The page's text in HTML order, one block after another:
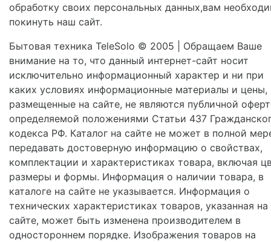
обработку своих персональных данных,вам
покинуть наш сайт.
Бытовая техника TeleSolo © 2005 | Обращаем Ваше
внимание на то, что данный интернет-сайт носит
исключительно информационный характер и ни при
каких условиях информационные материалы и цены,
размещенные на сайте, не являются публичной
определяемой положениями Статьи 437
кодекса РФ. Каталог на сайте не может в полной
передавать достоверную информацию о свойствах,
комплектации и характеристиках товара, включая
размеры и формы. Информация о наличии товара, в
каталоге на сайте не указывается. Информация о
технических характеристиках товаров, указанная на
сайте, может быть изменена производителем в
одностороннем порядке. Изображения товаров на